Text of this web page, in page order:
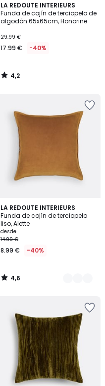
LA REDOUTE INTERIEURS
Funda de cojín de terciopelo de
algodón 65x65cm, Honorine
29.99 €
17.99 € -40%
4,2
/ 5
4,2
/
LA REDOUTE INTERIEURS
Funda de cojín de terciopelo
liso, Alette
desde
14.99 €
8.99 € -40%
4,6
/ 5
4
Colores
4,6
/